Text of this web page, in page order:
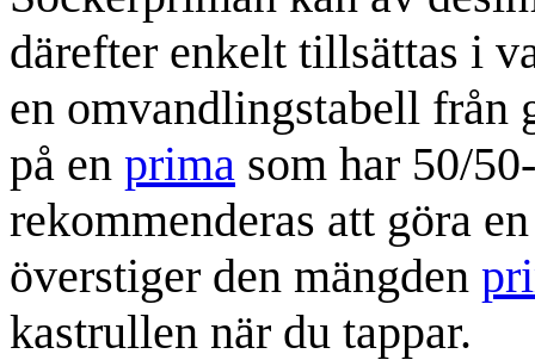
därefter enkelt tillsättas i
en omvandlingstabell
på en prima som har 50/
rekommenderas att göra
överstiger den mängden
kastrullen när du tappar.